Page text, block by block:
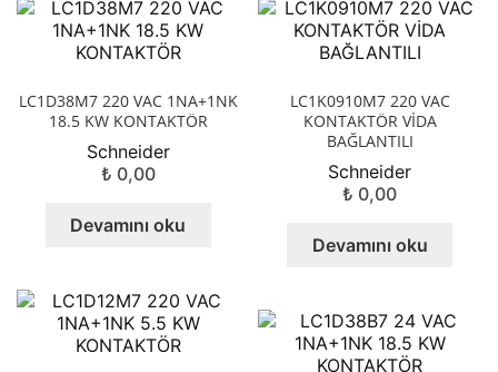
LC1D38M7 220 VAC 1NA+1NK
18.5 KW KONTAKTÖR
Schneider
₺ 0,00
Devamını oku
LC1K0910M7 220 VAC
KONTAKTÖR VİDA
BAĞLANTILI
Schneider
₺ 0,00
Devamını oku